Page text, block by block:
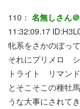
110： 名無しさん
11:32:09.17 ID:
牝系をさかのぼっ
それにプリメロ
トライト リマン
とそこそこの種牡
うな大事にされて